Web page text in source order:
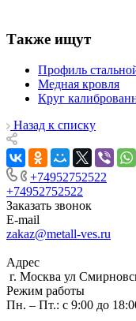
Также ищут
Профиль
Медная кровля
Круг
Назад к списку
+74952752522
+74952752522
Заказать звонок
E-mail
zakaz@metall-ves.ru
Адрес
г. Москва ул
Режим работы
Пн. – Пт.: с 9:00 до